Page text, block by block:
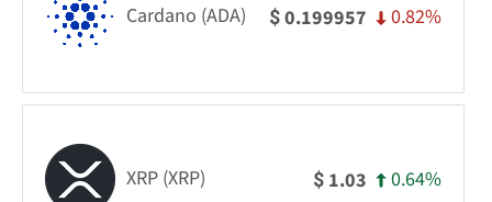
Cardano (ADA) $0.199957 0.82%
XRP (XRP) $ 1.03 0.64%